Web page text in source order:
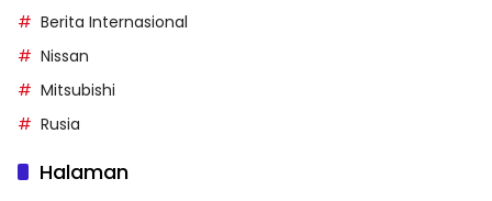
Berita Internasional
Nissan
Mitsubishi
Rusia
Halaman